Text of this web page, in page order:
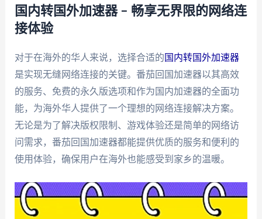
国内转国外加速器 – 畅享无界限的网络连
接体验
对于在海外的华人来说，选择合适的 国内转国外加速器
是实现无缝网络连接的关键。番茄回国加速器以其高效
的服务、免费的永久版选项和作为国内加速器的全面功
能，为海外华人提供了一个理想的网络连接解决方案。
无论是为了解决版权限制、游戏体验还是简单的网络访
问需求，番茄回国加速器都能提供优质的服务和便利的
使用体验，确保用户在海外也能感受到家乡的温暖。